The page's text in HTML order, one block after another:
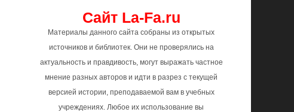
Сайт La-Fa.ru
Материалы данного сайта собраны из открытых
источников и библиотек. Они не проверялись на
актуальность и правдивость, могут выражать частное
мнение разных авторов и идти в разрез с текущей
версией истории, преподаваемой вам в учебных
учреждениях. Любое их использование вы